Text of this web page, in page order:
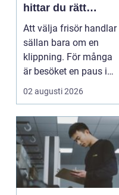
hittar du rätt
salong för stil,
kvalitet och känsla
Att välja frisör handlar
sällan bara om en
klippning. För många
är besöket en paus i
vardagen, ett s...
02 augusti 2026